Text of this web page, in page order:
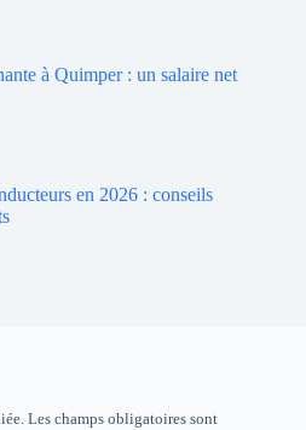
à Quimper : un salaire net
en 2026 : conseils
Les champs obligatoires sont